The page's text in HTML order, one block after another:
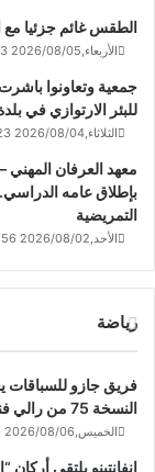
الطقس غائم جزئيا مع
الأربعاء,2026/08/05 11:23 صباحًا
جمعية وتعاونوا
للبئر الارتوازي في
الثلاثاء,2026/08/04 12:23 مساءً
معهد العرفان
بإطلاق عامه
التمريضية
الأحد,2026/08/02 11:56 صباحًا
رياضة
فريق جازو للسباقات
النسخة 75 من رالي فنلندا
الخميس,2026/08/06 1:53 مساءً
إنفانتينو يلتقي أركان